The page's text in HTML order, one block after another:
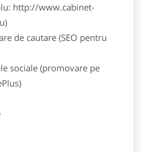
http://www.cabinet-
de cautare (SEO pentru
sociale (promovare pe